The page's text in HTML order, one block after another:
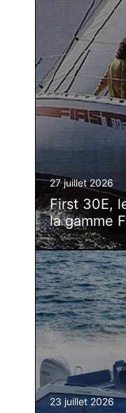
27 juillet 2026
First 30E,
la gamme
23 juillet 2026